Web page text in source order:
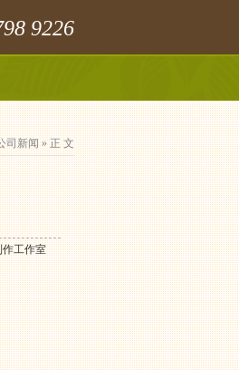
9226
司新闻» 正 文
作工作室